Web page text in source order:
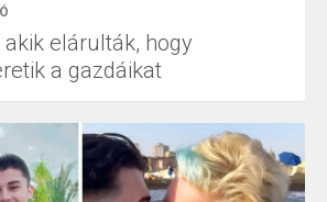
elárulták, hogy
a gazdáikat